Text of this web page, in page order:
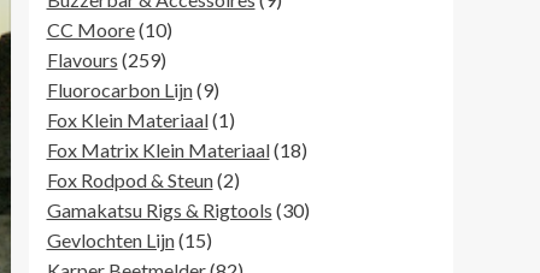
CC Moore 1010
producten
Flavours 259259
producten
Fluorocarbon Lijn 99
producten
Fox Klein Materiaal 11
product
Fox Matrix Klein Materiaal 1818
Fox Rodpod & Steun 22
producten
Gamakatsu Rigs & Rigtools 3030
Gevlochten Lijn 1515